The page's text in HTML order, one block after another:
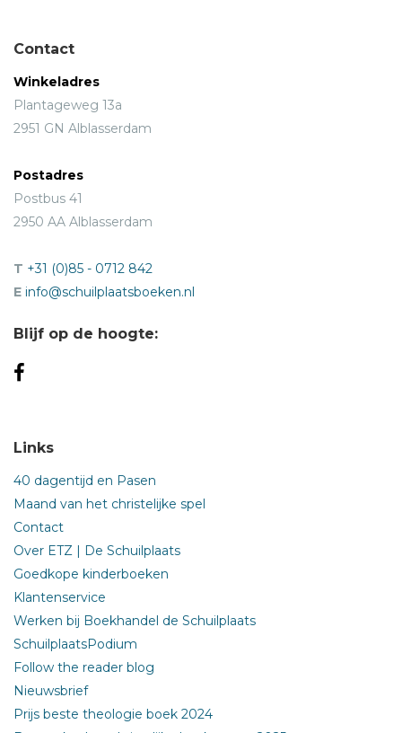
Contact
Winkeladres
Plantageweg 13a
2951 GN Alblasserdam
Postadres
Postbus 41
2950 AA Alblasserdam
T +31 (0)85 - 0712 842
E info@schuilplaatsboeken.nl
Blijf op de hoogte:
Links
40 dagentijd en Pasen
Maand van het christelijke spel
Contact
Over ETZ | De Schuilplaats
Goedkope kinderboeken
Klantenservice
Werken bij Boekhandel de Schuilplaats
SchuilplaatsPodium
Follow the reader blog
Nieuwsbrief
Prijs beste theologie boek 2024